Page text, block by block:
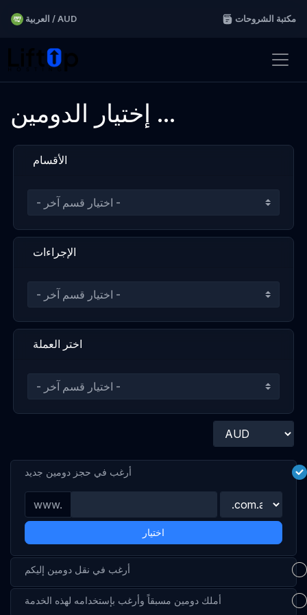
العربية / AUD مكتبة الشروحات
إختيار الدومين ...
الأقسام
الإجراءات
اختر العملة
أرغب في حجز دومين جديد
www.
اختيار
أرغب في نقل دومين إليكم
أملك دومين مسبقاً وأرغب بإستخدامه لهذه الخدمة